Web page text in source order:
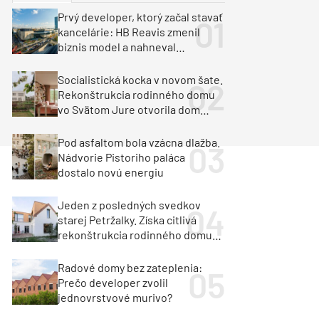
Klimatizácia a vetranie
Milan Murcka
Prvý developer, ktorý začal stavať
kancelárie: HB Reavis zmenil
biznis model a nahneval
Socialistická kocka v novom šate.
Rekonštrukcia rodinného domu
vo Svätom Jure otvorila dom
Pod asfaltom bola vzácna dlažba.
Nádvorie Pistoriho paláca
dostalo novú energiu
Jeden z posledných svedkov
starej Petržalky. Získa citlivá
rekonštrukcia rodinného domu
Radové domy bez zateplenia:
Prečo developer zvolil
jednovrstvové murivo?